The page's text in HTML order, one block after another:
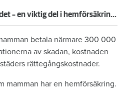
Ansvarsskyddet – en viktig del i hemförsäkringen
betala närmare 300 000
av skadan, kostnaden
rättegångskostnader.
mamman har en hemförsäkring.